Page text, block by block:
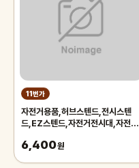
11번가
자전거용품,허브스텐드,전시스텐
드,EZ스텐드,자전거전시대,자전거
6,400원